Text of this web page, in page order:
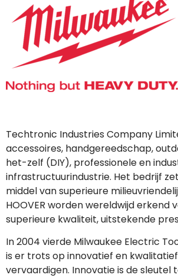
Techtronic Industries Company
accessoires, handgereedschap,
het-zelf (DIY), professionele en
infrastructuurindustrie. Het bedrijf
middel van superieure
HOOVER worden wereldwijd
superieure kwaliteit, uitstekende
In 2004 vierde Milwaukee Electric
is er trots op innovatief en
vervaardigen. Innovatie is de